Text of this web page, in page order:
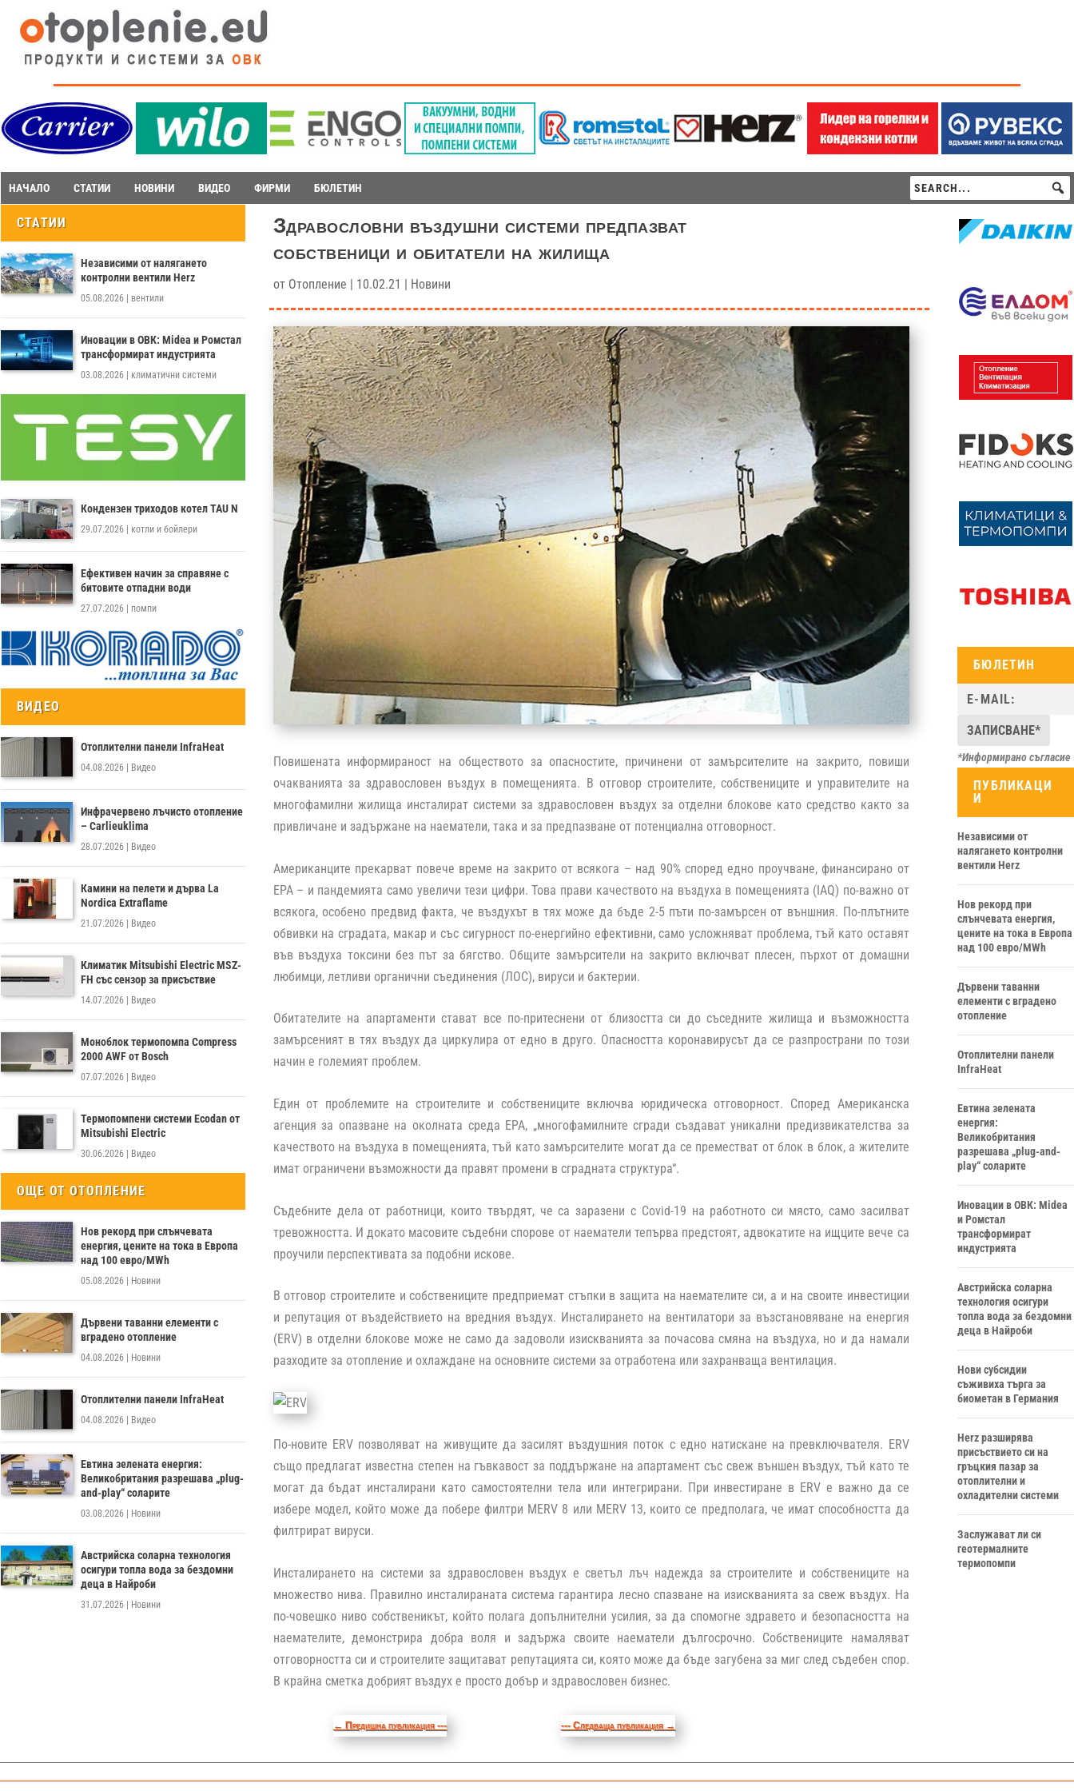
НАЧАЛО СТАТИИ НОВИНИ ВИДЕО ФИРМИ БЮЛЕТИН
СТАТИИ
Независими от налягането
контролни вентили Herz
05.08.2026 вентили
Иновации в ОВК: Midea и Ромстал
трансформират индустрията
03.08.2026 климатични системи
Кондензен триходов котел TAU N
29.07.2026 котли и бойлери
Ефективен начин за справяне с
битовите отпадни води
27.07.2026 помпи
ВИДЕО
Отоплителни панели InfraHeat
04.08.2026 | Видео
Инфрачервено лъчисто отопление
– Carlieuklima
28.07.2026 | Видео
Камини на пелети и дърва La
Nordica Extraflame
21.07.2026 | Видео
Климатик Mitsubishi Electric MSZ-
FH със сензор за присъствие
14.07.2026 | Видео
Моноблок термопомпа Compress
2000 AWF от Bosch
07.07.2026 | Видео
Термопомпени системи Ecodan от
Mitsubishi Electric
30.06.2026 | Видео
ОЩЕ ОТ ОТОПЛЕНИЕ
Нов рекорд при слънчевата
енергия, цените на тока в Европа
над 100 евро/MWh
05.08.2026 | Новини
Дървени таванни елементи с
вградено отопление
04.08.2026 | Новини
Отоплителни панели InfraHeat
04.08.2026 | Видео
Евтина зелената енергия:
Великобритания разрешава „plug-
and-play“ соларите
03.08.2026 | Новини
Австрийска соларна технология
осигури топла вода за бездомни
деца в Найроби
31.07.2026 | Новини
Здравословни въздушни системи предпазват
собственици и обитатели на жилища
от Отопление 10.02.21 Новини
Повишената информираност на обществото за опасностите, причинени от замърсителите на закрито, повиши
очакванията за здравословен въздух в помещенията. В отговор строителите, собствениците и управителите на
многофамилни жилища инсталират системи за здравословен въздух за отделни блокове като средство както за
привличане и задържане на наематели, така и за предпазване от потенциална отговорност.
Американците прекарват повече време на закрито от всякога – над 90% според едно проучване, финансирано от
EPA – и пандемията само увеличи тези цифри. Това прави качеството на въздуха в помещенията (IAQ) по-важно от
всякога, особено предвид факта, че въздухът в тях може да бъде 2-5 пъти по-замърсен от външния. По-плътните
обвивки на сградата, макар и със сигурност по-енергийно ефективни, само усложняват проблема, тъй като оставят
във въздуха токсини без път за бягство. Общите замърсители на закрито включват плесен, пърхот от домашни
любимци, летливи органични съединения (ЛОС), вируси и бактерии.
Обитателите на апартаменти стават все по-притеснени от близостта си до съседните жилища и възможността
замърсеният в тях въздух да циркулира от едно в друго. Опасността коронавирусът да се разпространи по този
начин е големият проблем.
Един от проблемите на строителите и собствениците включва юридическа отговорност. Според Американска
агенция за опазване на околната среда EPA, „многофамилните сгради създават уникални предизвикателства за
качеството на въздуха в помещенията, тъй като замърсителите могат да се преместват от блок в блок, а жителите
имат ограничени възможности да правят промени в сградната структура“.
Съдебните дела от работници, които твърдят, че са заразени с Covid-19 на работното си място, само засилват
тревожността. И докато масовите съдебни спорове от наематели тепърва предстоят, адвокатите на ищците вече са
проучили перспективата за подобни искове.
В отговор строителите и собствениците предприемат стъпки в защита на наемателите си, а и на своите инвестиции
и репутация от въздействието на вредния въздух. Инсталирането на вентилатори за възстановяване на енергия
(ERV) в отделни блокове може не само да задоволи изискванията за почасова смяна на въздуха, но и да намали
разходите за отопление и охлаждане на основните системи за отработена или захранваща вентилация.
По-новите ERV позволяват на живущите да засилят въздушния поток с едно натискане на превключвателя. ERV
също предлагат известна степен на гъвкавост за поддържане на апартамент със свеж външен въздух, тъй като те
могат да бъдат инсталирани като самостоятелни тела или интегрирани. При инвестиране в ERV е важно да се
избере модел, който може да побере филтри MERV 8 или MERV 13, които се предполага, че имат способността да
филтрират вируси.
Инсталирането на системи за здравословен въздух е светъл лъч надежда за строителите и собствениците на
множество нива. Правилно инсталираната система гарантира лесно спазване на изискванията за свеж въздух. На
по-човешко ниво собственикът, който полага допълнителни усилия, за да спомогне здравето и безопасността на
наемателите, демонстрира добра воля и задържа своите наематели дългосрочно. Собствениците намаляват
отговорността си и строителите защитават репутацията си, която може да бъде загубена за миг след съдебен спор.
В крайна сметка добрият въздух е просто добър и здравословен бизнес.
БЮЛЕТИН
*Информирано съгласие
ПУБЛИКАЦИ
И
Независими от
налягането контролни
вентили Herz
Нов рекорд при
слънчевата енергия,
цените на тока в Европа
над 100 евро/MWh
Дървени таванни
елементи с вградено
отопление
Отоплителни панели
InfraHeat
Евтина зелената
енергия:
Великобритания
разрешава „plug-and-
play“ соларите
Иновации в ОВК: Midea
и Ромстал
трансформират
индустрията
Австрийска соларна
технология осигури
топла вода за бездомни
деца в Найроби
Нови субсидии
съживиха търга за
биометан в Германия
Herz разширява
присъствието си на
гръцкия пазар за
отоплителни и
охладителни системи
Заслужават ли си
геотермалните
термопомпи
← Предишна публикация --- --- Следваща публикация →